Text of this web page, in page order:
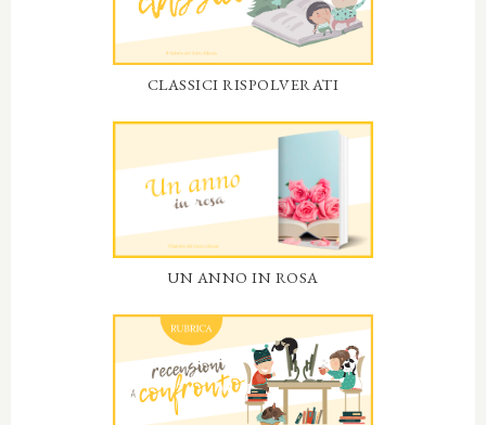
CLASSICI RISPOLVERATI
UN ANNO IN ROSA